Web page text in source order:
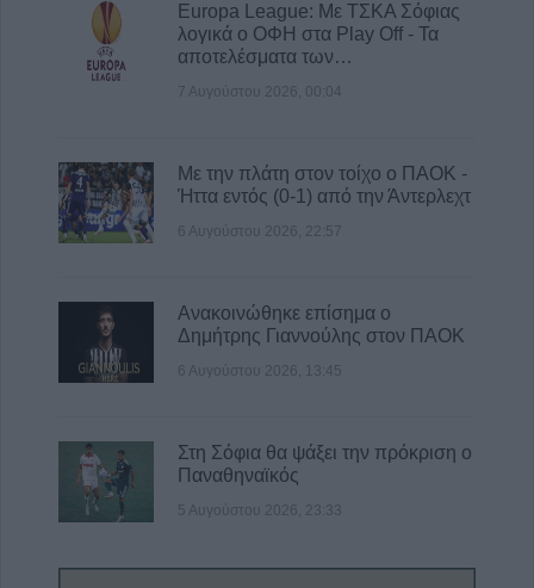
Europa League: Με ΤΣΚΑ Σόφιας
λογικά ο ΟΦΗ στα Play Off - Τα
αποτελέσματα των…
7 Αυγούστου 2026, 00:04
Με την πλάτη στον τοίχο ο ΠΑΟΚ -
Ήττα εντός (0-1) από την Άντερλεχτ
6 Αυγούστου 2026, 22:57
Ανακοινώθηκε επίσημα ο
Δημήτρης Γιαννούλης στον ΠΑΟΚ
6 Αυγούστου 2026, 13:45
Στη Σόφια θα ψάξει την πρόκριση ο
Παναθηναϊκός
5 Αυγούστου 2026, 23:33